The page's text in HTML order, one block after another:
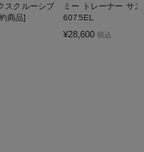
スクルーシブ
商品]
ミー トレーナー サ
6075EL
¥28,600 税込